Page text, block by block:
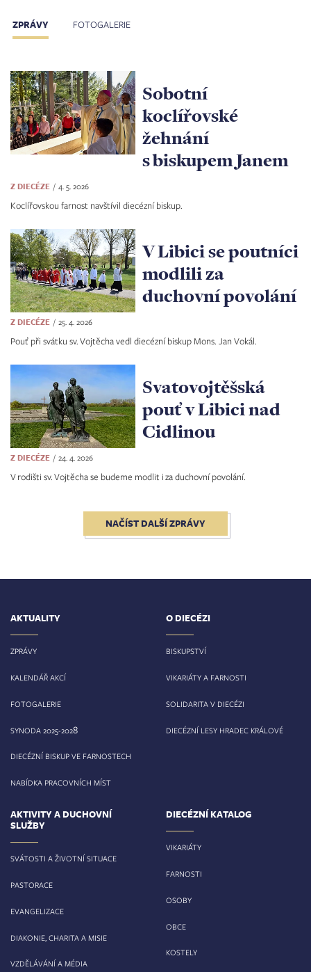
ZPRÁVY FOTOGALERIE
Sobotní
koclířovské
žehnání
s biskupem Janem
Z DIECÉZE 4. 5. 2026
Koclířovskou farnost navštívil diecézní biskup.
V Libici se poutníci
modlili za
duchovní povolání
Z DIECÉZE 25. 4. 2026
Pouť při svátku sv. Vojtěcha vedl diecézní biskup Mons. Jan Vokál.
Svatovojtěšská
pouť v Libici nad
Cidlinou
Z DIECÉZE 24. 4. 2026
V rodišti sv. Vojtěcha se budeme modlit i za duchovní povolání.
NAČÍST DALŠÍ ZPRÁVY
AKTUALITY
ZPRÁVY
KALENDÁŘ AKCÍ
FOTOGALERIE
SYNODA 2025-2028
DIECÉZNÍ BISKUP VE FARNOSTECH
NABÍDKA PRACOVNÍCH MÍST
O DIECÉZI
BISKUPSTVÍ
VIKARIÁTY A FARNOSTI
SOLIDARITA V DIECÉZI
DIECÉZNÍ LESY HRADEC KRÁLOVÉ
AKTIVITY A DUCHOVNÍ
SLUŽBY
SVÁTOSTI A ŽIVOTNÍ SITUACE
PASTORACE
EVANGELIZACE
DIAKONIE, CHARITA A MISIE
VZDĚLÁVÁNÍ A MÉDIA
DIECÉZNÍ KATALOG
VIKARIÁTY
FARNOSTI
OSOBY
OBCE
KOSTELY